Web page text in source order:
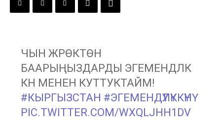
ЧЫН ЖҮРӨКТӨН
БААРЫҢЫЗДАРДЫ ЭГЕМЕНДҮҮЛҮК
КҮНҮ МЕНЕН КУТТУКТАЙМ!
#КЫРГЫЗСТАН #ЭГЕМЕНДҮҮЛҮККҮНҮ
PIC.TWITTER.COM/WXQLJHH1DV